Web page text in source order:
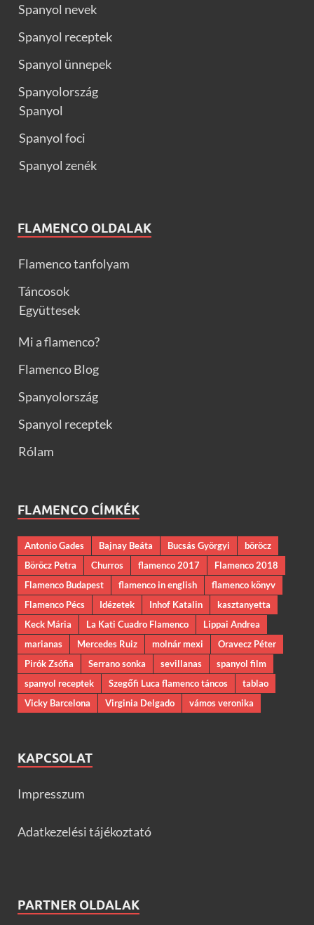
Spanyol nevek
Spanyol receptek
Spanyol ünnepek
Spanyolország
Spanyol
Spanyol foci
Spanyol zenék
FLAMENCO OLDALAK
Flamenco tanfolyam
Táncosok
Együttesek
Mi a flamenco?
Flamenco Blog
Spanyolország
Spanyol receptek
Rólam
FLAMENCO CÍMKÉK
Antonio Gades Bajnay Beáta Bucsás Györgyi
böröcz
Böröcz Petra
Churros flamenco 2017
Flamenco 2018
Flamenco Budapest
flamenco in english
flamenco könyv
Flamenco Pécs
Idézetek Inhof Katalin
kasztanyetta
Keck Mária
La Kati Cuadro Flamenco
Lippai Andrea
marianas
Mercedes Ruiz molnár mexi
Oravecz Péter
Pirók Zsófia
Serrano sonka sevillanas
spanyol film
spanyol receptek
Szegőfi Luca flamenco táncos
tablao
Vicky Barcelona
Virginia Delgado vámos veronika
KAPCSOLAT
Impresszum
Adatkezelési tájékoztató
PARTNER OLDALAK